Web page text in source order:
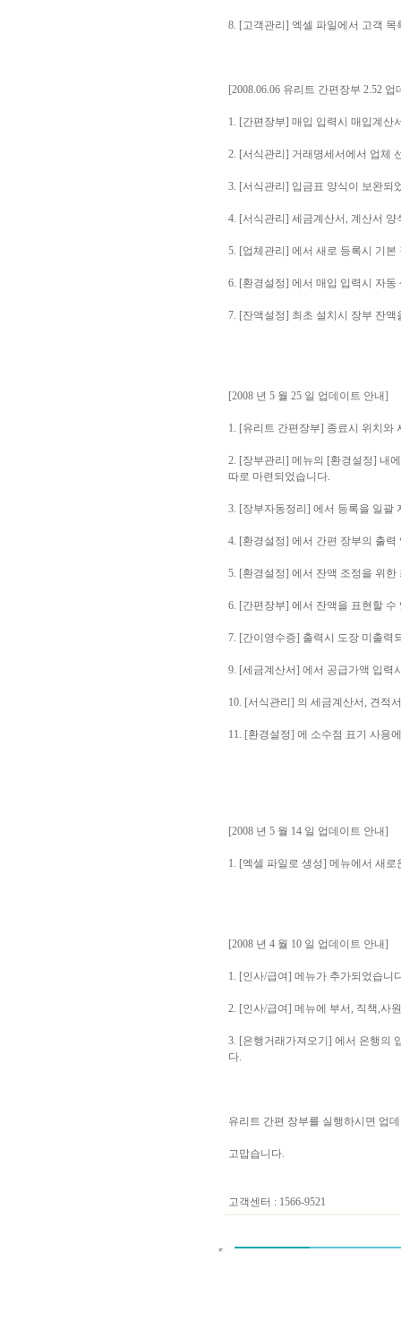
8. [고객관리] 엑셀 파일에서 고객
[2008.06.06 유리트 간편장부 2.52 업
1. [간편장부] 매입 입력시 매입계산
2. [서식관리] 거래명세서에서 업체
3. [서식관리] 입금표 양식이 보완되
4. [서식관리] 세금계산서, 계산서 양
5. [업체관리] 에서 새로 등록시 기본
6. [환경설정] 에서 매입 입력시 자
7. [잔액설정] 최초 설치시 장부 잔
[2008 년 5 월 25 일 업데이트 안내]
1. [유리트 간편장부] 종료시 위치와
2. [장부관리] 메뉴의 [환경설정] 내
따로 마련되었습니다.
3. [장부자동정리] 에서 등록을 일괄
4. [환경설정] 에서 간편 장부의 출
5. [환경설정] 에서 잔액 조정을 위
6. [간편장부] 에서 잔액을 표현할
7. [간이영수증] 출력시 도장 미출력
9. [세금계산서] 에서 공급가액 입력
10. [서식관리] 의 세금계산서, 견적
11. [환경설정] 에 소수점 표기 사용
[2008 년 5 월 14 일 업데이트 안내]
1. [엑셀 파일로 생성] 메뉴에서 새
[2008 년 4 월 10 일 업데이트 안내]
1. [인사/급여] 메뉴가 추가되었습니
2. [인사/급여] 메뉴에 부서, 직책,사
3. [은행거래가져오기] 에서 은행의
다.
유리트 간편 장부를 실행하시면 업
고맙습니다.
고객센터 : 1566-9521